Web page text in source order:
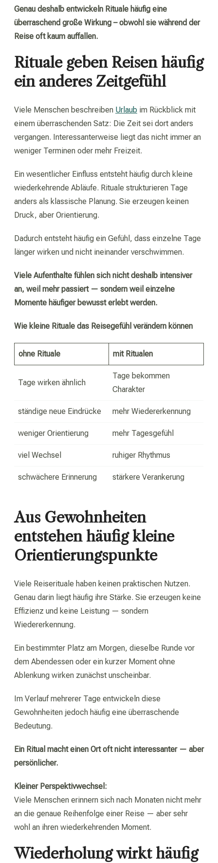
Genau deshalb entwickeln Rituale häufig eine
überraschend große Wirkung – obwohl sie während der
Reise oft kaum auffallen.
Rituale geben Reisen häufig
ein anderes Zeitgefühl
Viele Menschen beschreiben Urlaub im Rückblick mit
einem überraschenden Satz: Die Zeit sei dort anders
vergangen. Interessanterweise liegt das nicht immer an
weniger Terminen oder mehr Freizeit.
Ein wesentlicher Einfluss entsteht häufig durch kleine
wiederkehrende Abläufe. Rituale strukturieren Tage
anders als klassische Planung. Sie erzeugen keinen
Druck, aber Orientierung.
Dadurch entsteht häufig ein Gefühl, dass einzelne Tage
länger wirken und nicht ineinander verschwimmen.
Viele Aufenthalte fühlen sich nicht deshalb intensiver
an, weil mehr passiert — sondern weil einzelne
Momente häufiger bewusst erlebt werden.
Wie kleine Rituale das Reisegefühl verändern können
ohne Rituale mit Ritualen
Tage wirken ähnlich
Tage bekommen
Charakter
ständige neue Eindrücke mehr Wiedererkennung
weniger Orientierung mehr Tagesgefühl
viel Wechsel ruhiger Rhythmus
schwächere Erinnerung stärkere Verankerung
Aus Gewohnheiten
entstehen häufig kleine
Orientierungspunkte
Viele Reiserituale haben keinen praktischen Nutzen.
Genau darin liegt häufig ihre Stärke. Sie erzeugen keine
Effizienz und keine Leistung — sondern
Wiedererkennung.
Ein bestimmter Platz am Morgen, dieselbe Runde vor
dem Abendessen oder ein kurzer Moment ohne
Ablenkung wirken zunächst unscheinbar.
Im Verlauf mehrerer Tage entwickeln diese
Gewohnheiten jedoch häufig eine überraschende
Bedeutung.
Ein Ritual macht einen Ort oft nicht interessanter — aber
persönlicher.
Kleiner Perspektivwechsel:
Viele Menschen erinnern sich nach Monaten nicht mehr
an die genaue Reihenfolge einer Reise — aber sehr
wohl an ihren wiederkehrenden Moment.
Wiederholung wirkt häufig